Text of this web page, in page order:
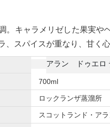
。キャラメリゼした果実
、スパイスが重なり、甘く
アラン ドゥエロ
700ml
ロックランザ蒸溜所
スコットランド・ア